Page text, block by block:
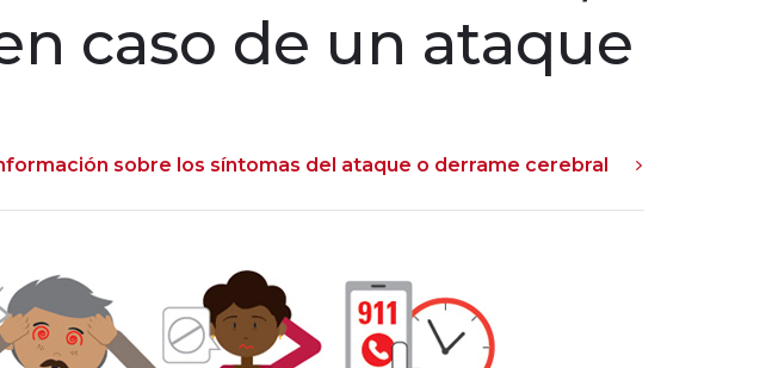
caso de un ataque
sobre los síntomas del ataque o derrame cerebral